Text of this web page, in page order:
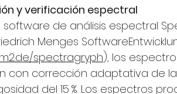
y verificación espectral
software de análisis espectral
Friedrich Menges
spectragryph), los
con corrección adaptativa de
del 15 %. Los espectros